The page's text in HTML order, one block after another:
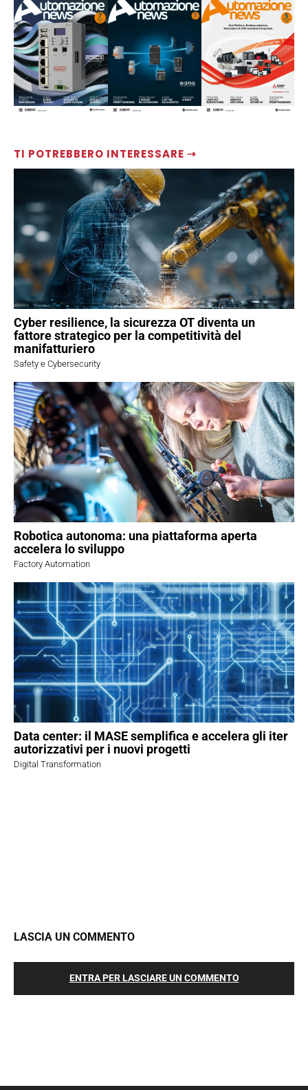
TI POTREBBERO INTERESSARE ⇢
Cyber resilience, la sicurezza OT diventa un
fattore strategico per la competitività del
manifatturiero
Safety e Cybersecurity
Robotica autonoma: una piattaforma aperta
accelera lo sviluppo
Factory Automation
Data center: il MASE semplifica e accelera gli iter
autorizzativi per i nuovi progetti
Digital Transformation
LASCIA UN COMMENTO
ENTRA PER LASCIARE UN COMMENTO